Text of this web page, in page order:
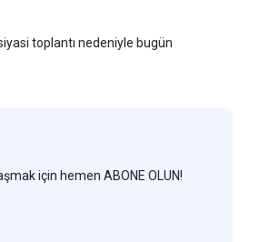
toplantı nedeniyle bugün
Çin'de fiyatlar nasıl
için hemen ABONE OLUN!